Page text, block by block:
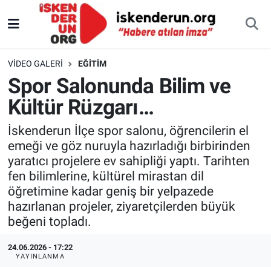
VIDEO GALERI EĞITIM
Spor Salonunda Bilim ve
Kültür Rüzgarı…
İskenderun İlçe spor salonu, öğrencilerin el
emeği ve göz nuruyla hazırladığı birbirinden
yaratıcı projelere ev sahipliği yaptı. Tarihten
fen bilimlerine, kültürel mirastan dil
öğretimine kadar geniş bir yelpazede
hazırlanan projeler, ziyaretçilerden büyük
beğeni topladı.
24.06.2026 - 17:22
YAYINLANMA